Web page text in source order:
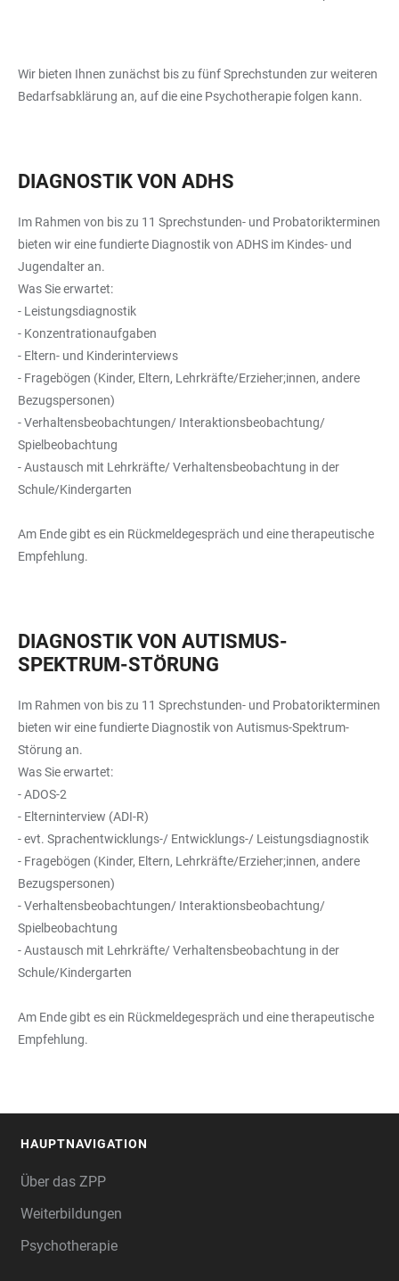
Wir bieten Ihnen zunächst bis zu fünf Sprechstunden zur weiteren
Bedarfsabklärung an, auf die eine Psychotherapie folgen kann.
DIAGNOSTIK VON ADHS
Im Rahmen von bis zu 11 Sprechstunden- und Probatorikterminen
bieten wir eine fundierte Diagnostik von ADHS im Kindes- und
Jugendalter an.
Was Sie erwartet:
- Leistungsdiagnostik
- Konzentrationaufgaben
- Eltern- und Kinderinterviews
- Fragebögen (Kinder, Eltern, Lehrkräfte/Erzieher;innen, andere
Bezugspersonen)
- Verhaltensbeobachtungen/ Interaktionsbeobachtung/
Spielbeobachtung
- Austausch mit Lehrkräfte/ Verhaltensbeobachtung in der
Schule/Kindergarten
Am Ende gibt es ein Rückmeldegespräch und eine therapeutische
Empfehlung.
DIAGNOSTIK VON AUTISMUS-
SPEKTRUM-STÖRUNG
Im Rahmen von bis zu 11 Sprechstunden- und Probatorikterminen
bieten wir eine fundierte Diagnostik von Autismus-Spektrum-
Störung an.
Was Sie erwartet:
- ADOS-2
- Elterninterview (ADI-R)
- evt. Sprachentwicklungs-/ Entwicklungs-/ Leistungsdiagnostik
- Fragebögen (Kinder, Eltern, Lehrkräfte/Erzieher;innen, andere
Bezugspersonen)
- Verhaltensbeobachtungen/ Interaktionsbeobachtung/
Spielbeobachtung
- Austausch mit Lehrkräfte/ Verhaltensbeobachtung in der
Schule/Kindergarten
Am Ende gibt es ein Rückmeldegespräch und eine therapeutische
Empfehlung.
HAUPTNAVIGATION
Über das ZPP
Weiterbildungen
Psychotherapie